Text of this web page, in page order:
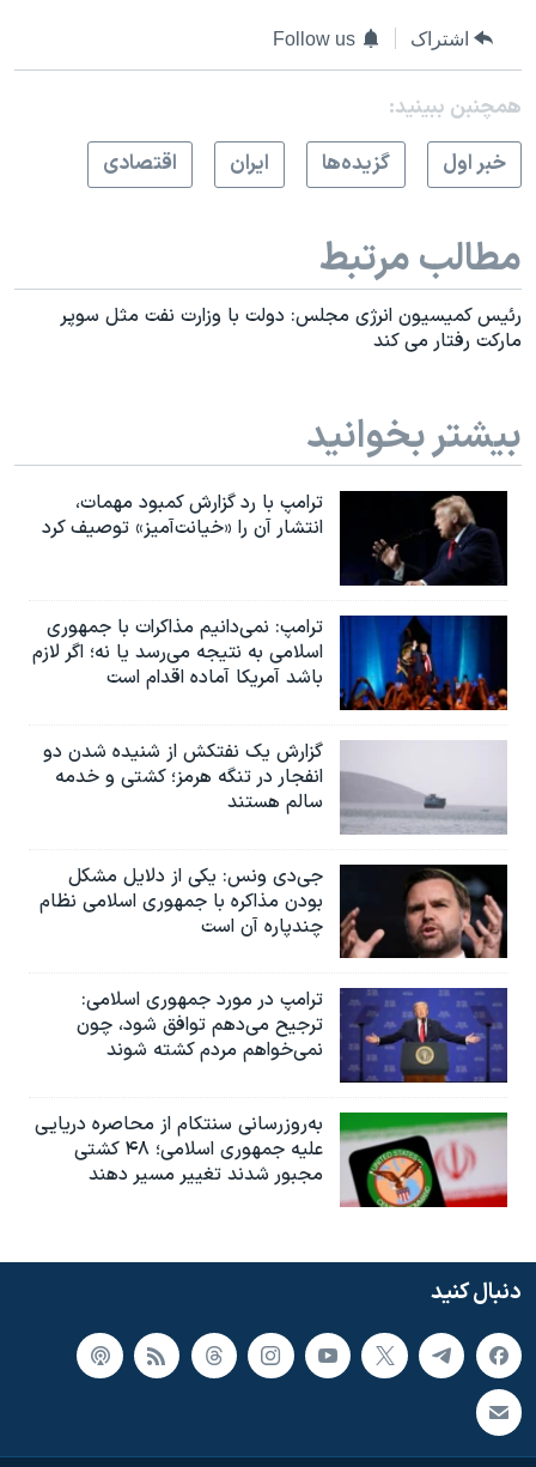
اشتراک Follow us
همچنبن ببینید:
خبر اول
گزيده‌ها ايران اقتصادی
مطالب مرتبط
رئیس کمیسیون انرژی مجلس: دولت با وزارت نفت مثل سوپر
مارکت رفتار می کند
بیشتر بخوانید
ترامپ با رد گزارش کمبود مهمات،
انتشار آن را «خیانت‌آمیز» توصیف کرد
ترامپ: نمی‌دانیم مذاکرات با جمهوری
اسلامی به نتیجه می‌رسد یا نه؛ اگر لازم
باشد آمریکا آماده اقدام است
گزارش یک نفتکش از شنیده شدن دو
انفجار در تنگه هرمز؛ کشتی و خدمه
سالم هستند
جی‌دی ونس: یکی از دلایل مشکل
بودن مذاکره با جمهوری اسلامی نظام
چندپاره آن است
ترامپ در مورد جمهوری اسلامی:
ترجیح می‌دهم توافق شود، چون
نمی‌خواهم مردم کشته شوند
به‌روزرسانی سنتکام از محاصره دریایی
علیه جمهوری اسلامی؛ ۴۸ کشتی
مجبور شدند تغییر مسیر دهند
دنبال کنید